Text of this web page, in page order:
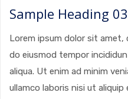
Sample Heading 03
Lorem ipsum dolor sit
do eiusmod tempor
aliqua. Ut enim ad minim
ullamco laboris nisi ut